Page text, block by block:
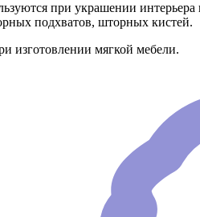
при украшении
подхватов, шторных кистей.
изготовлении мягкой мебели.